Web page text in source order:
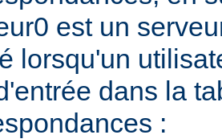
est un
lorsqu'un
dans la
: